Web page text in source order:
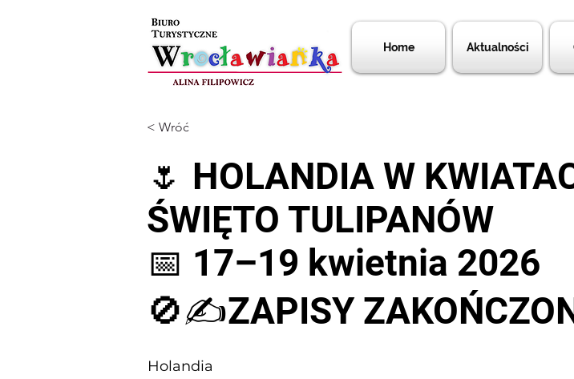
Home Aktualności
< Wróć
🌷 HOLANDIA W
ŚWIĘTO TULIPANÓW
📅 17–19 kwietnia 2026
🚫✍️ZAPISY
Holandia